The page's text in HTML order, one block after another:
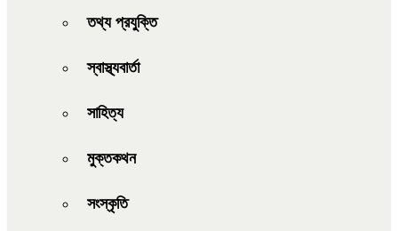
তথ্য প্রযুক্তি
স্বাস্থ্যবার্তা
সাহিত্য
মুক্তকথন
সংস্কৃতি